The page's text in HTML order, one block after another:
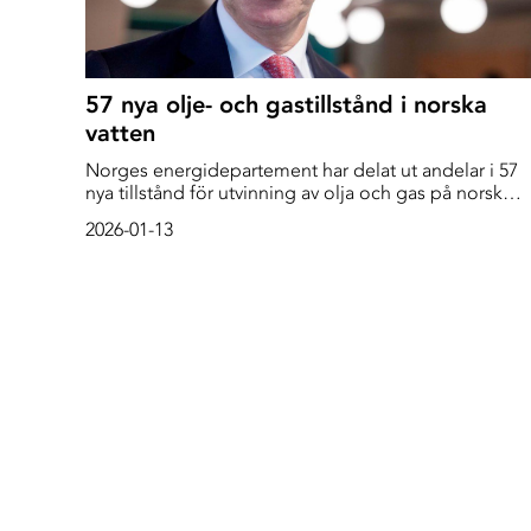
57 nya olje- och gastillstånd i norska
vatten
Norges energidepartement har delat ut andelar i 57
nya tillstånd för utvinning av olja och gas på norsk
pressmeddelande.
2026-01-13